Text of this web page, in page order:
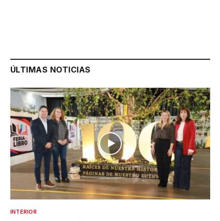
ÚLTIMAS NOTICIAS
INTERIOR